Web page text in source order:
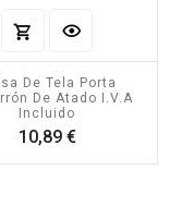
De Tela Porta
De Atado I.V.A
Incluido
10,89 €Precio